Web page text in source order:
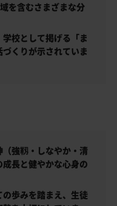
を含むさまざまな分
校として掲げる「ま
くりが示されていま
強靱・しなやか・清
長と健やかな心身の
歩みを踏まえ、生徒